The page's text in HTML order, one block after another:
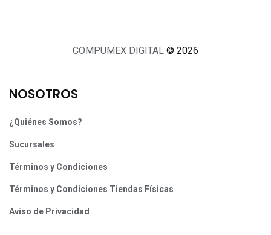
COMPUMEX DIGITAL © 2026
NOSOTROS
¿Quiénes Somos?
Sucursales
Términos y Condiciones
Términos y Condiciones Tiendas Físicas
Aviso de Privacidad